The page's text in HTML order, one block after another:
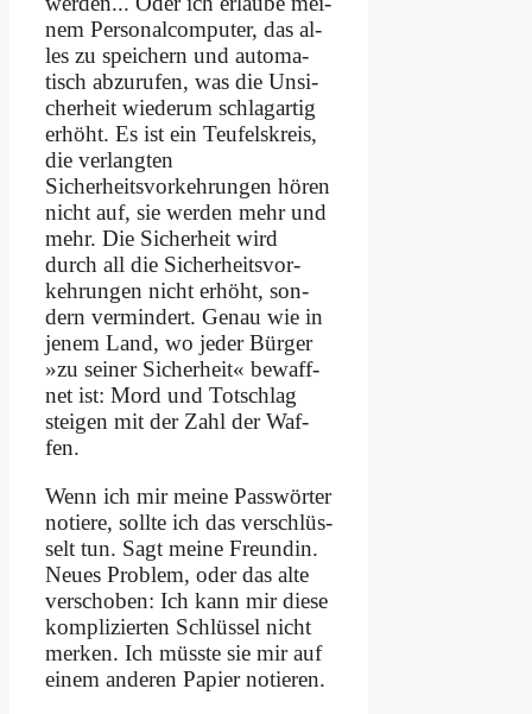
nem Personal­computer, das al­
les zu spei­chern und au­to­ma­
tisch ab­zu­ru­fen, was die Un­si­
cher­heit wie­der­um schlag­ar­tig
er­höht. Es ist ein Teu­fels­kreis,
die ver­lang­ten
Sicherheitsvorkeh­rungen hö­ren
nicht auf, sie wer­den mehr und
mehr. Die Si­cher­heit wird
durch all die Si­cher­heits­vor­
keh­run­gen nicht er­höht, son­
dern ver­min­dert. Ge­nau wie in
je­nem Land, wo je­der Bür­ger
»zu sei­ner Si­cher­heit« be­waff­
net ist: Mord und Tot­schlag
stei­gen mit der Zahl der Waf­
fen.
Wenn ich mir mei­ne Pass­wör­ter
no­tie­re, soll­te ich das ver­schlüs­
selt tun. Sagt mei­ne Freun­din.
Neu­es Pro­blem, oder das al­te
ver­scho­ben: Ich kann mir die­se
kom­pli­zier­ten Schlüs­sel nicht
mer­ken. Ich müss­te sie mir auf
ei­nem an­de­ren Pa­pier no­tie­ren.